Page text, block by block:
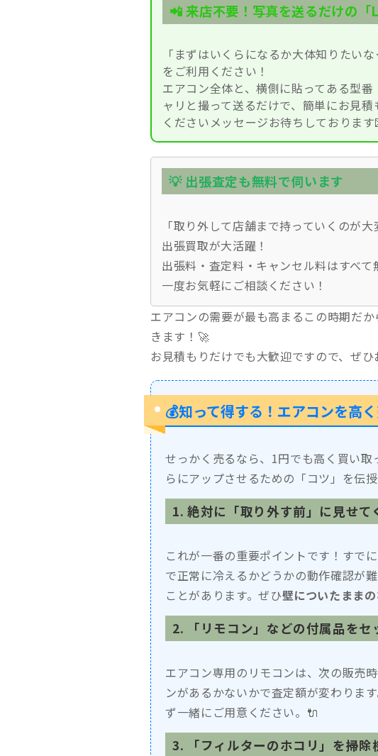
📲 来店不要！写真を送るだけの「
「まずはいくらになるか大体知りたい
をご利用ください！
エアコン全体と、横側に貼ってある型
ャリと撮って送るだけで、簡単にお見
くださいメッセージお待ちしております
💡 出張査定も無料で伺います
「取り外して店舗まで持っていくのが
出張買取が大活躍！
出張料・査定料・キャンセル料はすべ
一度お気軽にご相談ください！
エアコンの需要が最も高まるこの時期だ
きます！🚀
お見積もりだけでも大歓迎ですので、ぜ
💰知って得する！エアコンを高
せっかく売るなら、1円でも高く買い
らにアップさせるための「コツ」を伝
1. 絶対に「取り外す前」に見せて
これが一番の重要ポイントです！すで
で正常に冷えるかどうかの動作確認が
ことがあります。ぜひ壁についたまま
2. 「リモコン」などの付属品をセ
エアコン専用のリモコンは、次の販売
ンがあるかないかで査定額が変わりま
ず一緒にご用意ください。🔌
3. 「フィルターのホコリ」を掃除